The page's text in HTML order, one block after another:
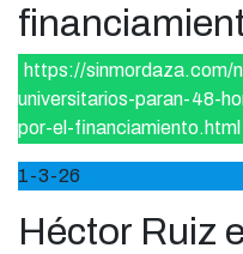
https://
universitarios-paran-48-
por-el-financiamiento.html
1-3-26
Héctor Ruiz